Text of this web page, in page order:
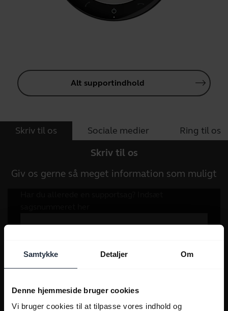
Samtykke Detaljer Om
Denne hjemmeside bruger cookies
Vi bruger cookies til at tilpasse vores indhold og
Alt supportindhold
Skriv til os Sociale medier Ring til os
Skriv til os
Giv os gerne så meget information som muligt